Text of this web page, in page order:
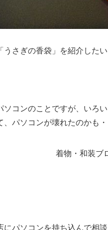
さぎの香袋」を紹介したい
ソコンのことですが、いろ
パソコンが壊れたのかも・
着物・和装ブ
にパソコンを持ち込んで相